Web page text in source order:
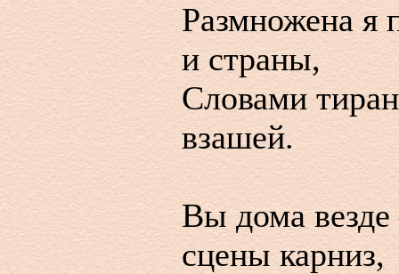
Размножена я
и страны,
Словами
взашей.
Вы дома везде
сцены карниз,